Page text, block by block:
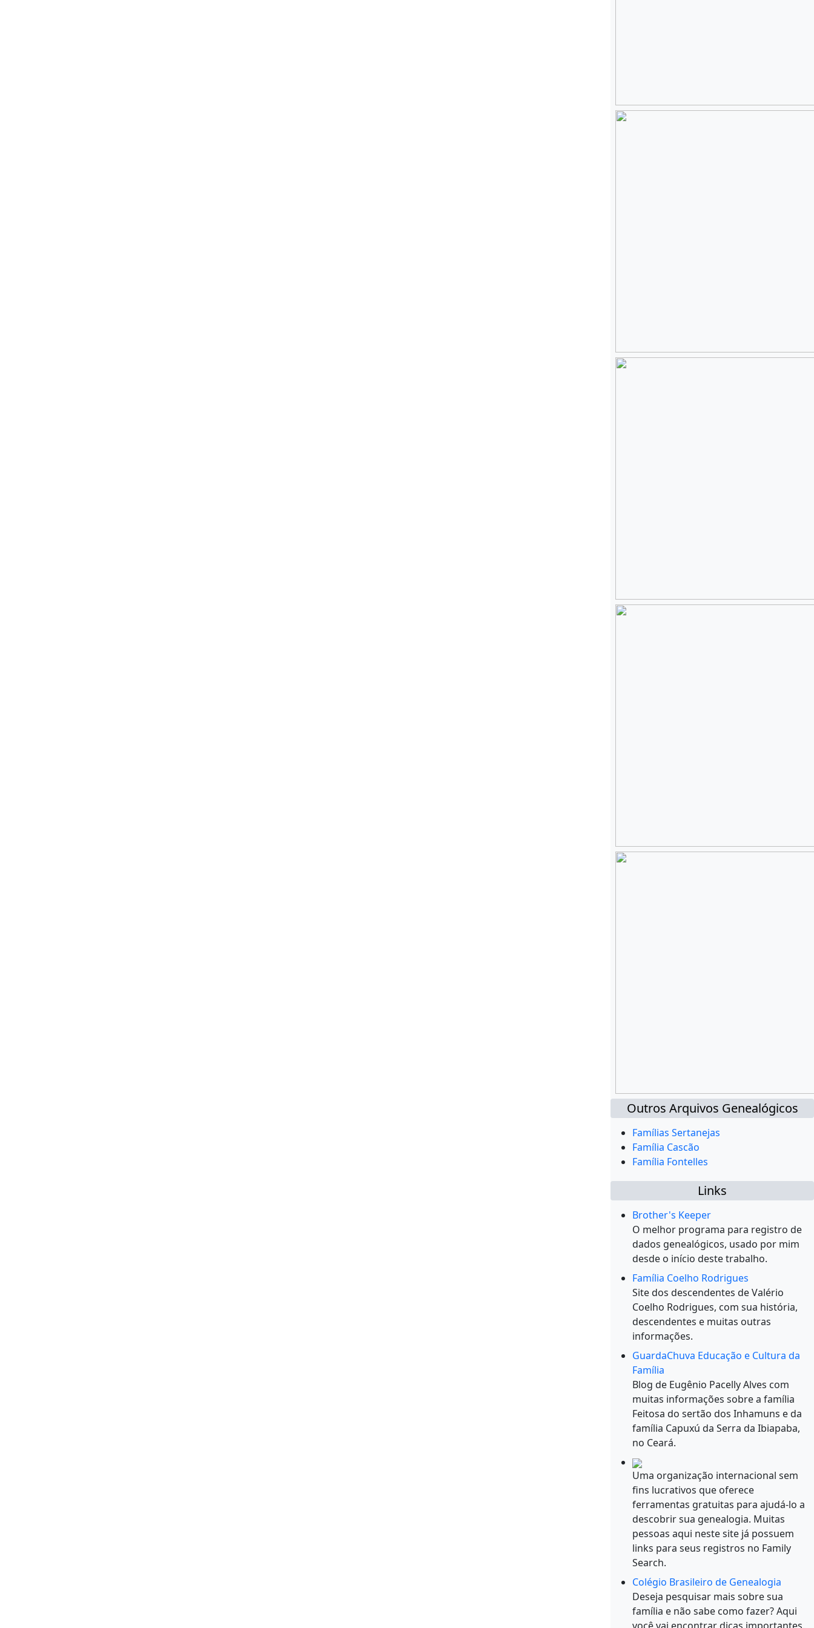
Outros Arquivos Genealógicos
Famílias Sertanejas
Família Cascão
Família Fontelles
Links
Brother's Keeper
O melhor programa para registro de
dados genealógicos, usado por mim
desde o início deste trabalho.
Família Coelho Rodrigues
Site dos descendentes de Valério
Coelho Rodrigues, com sua história,
descendentes e muitas outras
informações.
GuardaChuva Educação e Cultura da
Família
Blog de Eugênio Pacelly Alves com
muitas informações sobre a família
Feitosa do sertão dos Inhamuns e da
família Capuxú da Serra da Ibiapaba,
no Ceará.
Uma organização internacional sem
fins lucrativos que oferece
ferramentas gratuitas para ajudá-lo a
descobrir sua genealogia. Muitas
pessoas aqui neste site já possuem
links para seus registros no Family
Search.
Colégio Brasileiro de Genealogia
Deseja pesquisar mais sobre sua
família e não sabe como fazer? Aqui